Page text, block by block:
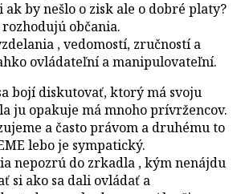
ak by nešlo o zisk ale o dobré platy?
občania.
, vedomostí, zručností a
ovládateľní a manipulovateľní.
bojí diskutovať, ktorý má svoju
ju opakuje má mnoho prívržencov.
a často právom a druhému to
lebo je sympatický.
nepozrú do zrkadla , kým nenájdu
si ako sa dali ovládať a